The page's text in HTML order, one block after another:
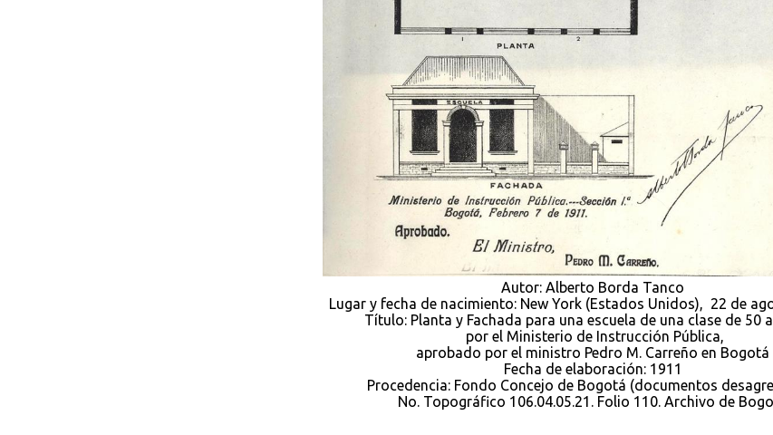
Autor: Alberto Borda Tanco
Lugar y fecha de nacimiento: New York (Estados Unidos), 22 de
Título: Planta y Fachada para una escuela de una clase de 50
por el Ministerio de Instrucción Pública,
aprobado por el ministro Pedro M. Carreño en Bogotá
Fecha de elaboración: 1911
Procedencia: Fondo Concejo de Bogotá (documentos
No. Topográfico 106.04.05.21. Folio 110. Archivo de